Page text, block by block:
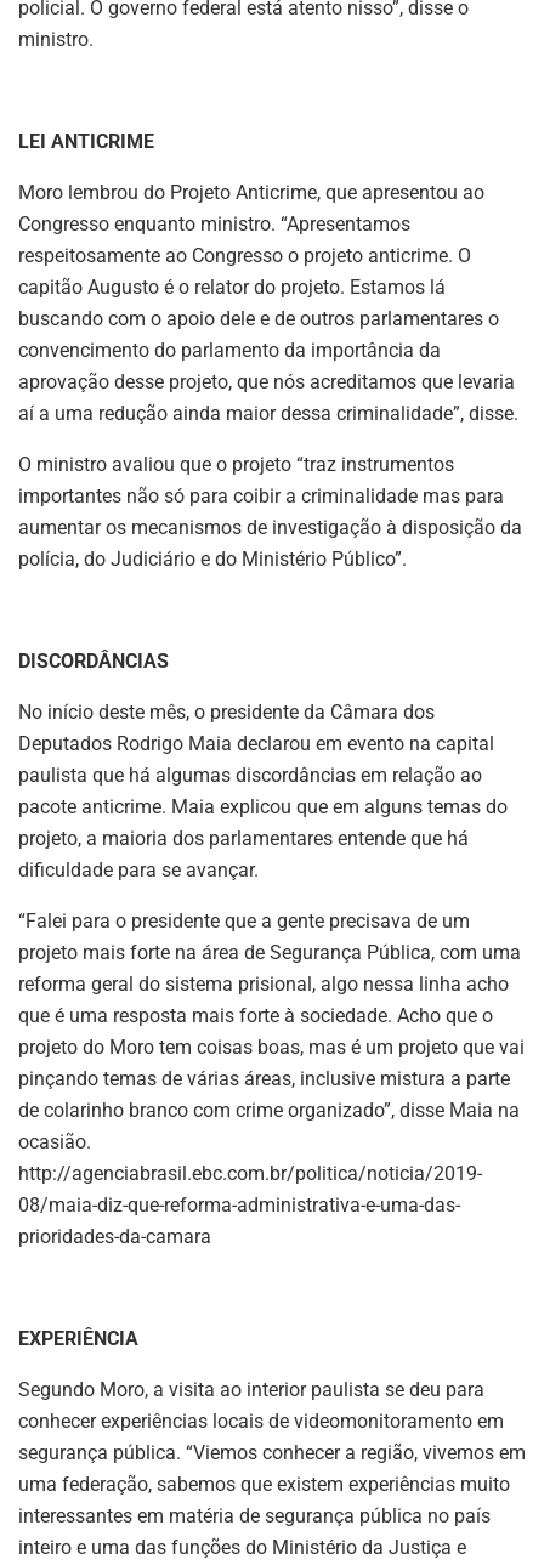
policial. O governo federal está atento nisso”, disse o
ministro.
LEI ANTICRIME
Moro lembrou do Projeto Anticrime, que apresentou ao
Congresso enquanto ministro. “Apresentamos
respeitosamente ao Congresso o projeto anticrime. O
capitão Augusto é o relator do projeto. Estamos lá
buscando com o apoio dele e de outros parlamentares o
convencimento do parlamento da importância da
aprovação desse projeto, que nós acreditamos que levaria
aí a uma redução ainda maior dessa criminalidade”, disse.
O ministro avaliou que o projeto “traz instrumentos
importantes não só para coibir a criminalidade mas para
aumentar os mecanismos de investigação à disposição da
polícia, do Judiciário e do Ministério Público”.
DISCORDÂNCIAS
No início deste mês, o presidente da Câmara dos
Deputados Rodrigo Maia declarou em evento na capital
paulista que há algumas discordâncias em relação ao
pacote anticrime. Maia explicou que em alguns temas do
projeto, a maioria dos parlamentares entende que há
dificuldade para se avançar.
“Falei para o presidente que a gente precisava de um
projeto mais forte na área de Segurança Pública, com uma
reforma geral do sistema prisional, algo nessa linha acho
que é uma resposta mais forte à sociedade. Acho que o
projeto do Moro tem coisas boas, mas é um projeto que vai
pinçando temas de várias áreas, inclusive mistura a parte
de colarinho branco com crime organizado”, disse Maia na
ocasião.
http://agenciabrasil.ebc.com.br/politica/noticia/2019-
08/maia-diz-que-reforma-administrativa-e-uma-das-
prioridades-da-camara
EXPERIÊNCIA
Segundo Moro, a visita ao interior paulista se deu para
conhecer experiências locais de videomonitoramento em
segurança pública. “Viemos conhecer a região, vivemos em
uma federação, sabemos que existem experiências muito
interessantes em matéria de segurança pública no país
inteiro e uma das funções do Ministério da Justiça e